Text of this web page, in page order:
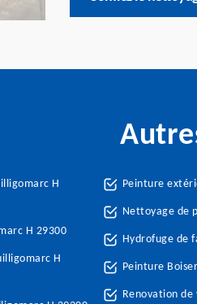
H
H 29300
H
Peinture
Nettoyage de
Hydrofuge de
Peinture
Renovation